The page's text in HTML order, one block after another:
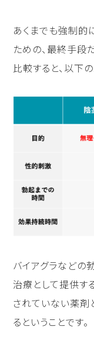
あくまでも強制的
ための、最終手段
比較すると、以下
バイアグラなどの
治療として提供す
されていない薬剤
るということです。